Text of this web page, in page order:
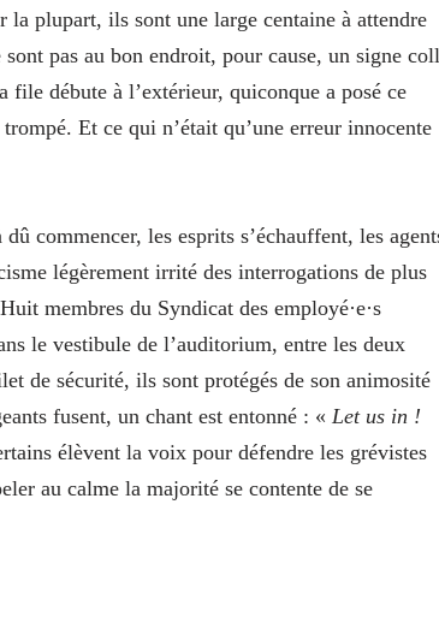
la plupart, ils sont une large centaine à attendre
pas au bon endroit, pour cause, un signe
débute à l’extérieur, quiconque a posé ce
trompé. Et ce qui n’était qu’une erreur innocente
commencer, les esprits s’échauffent, les
légèrement irrité des interrogations de plus
membres du Syndicat des employé·e·s
le vestibule de l’auditorium, entre les deux
de sécurité, ils sont protégés de son animosité
fusent, un chant est entonné : « Let us in !
élèvent la voix pour défendre les grévistes
au calme la majorité se contente de se